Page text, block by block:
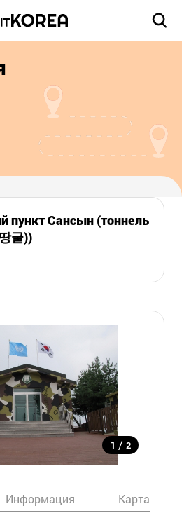
пункт Сансын (тоннель
굴))
1 / 2
Информация Карта